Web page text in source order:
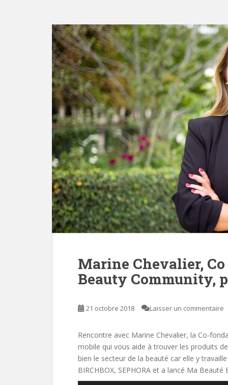
Marine Chevalier,
Beauty Community,
21 octobre 2018 Laisser un commentaire
Rencontre avec Marine Chevalier, la Co-
mobile qui vous aide à trouver les produits
bien le secteur de la beauté car elle y
BIRCHBOX, SEPHORA et a lancé Ma